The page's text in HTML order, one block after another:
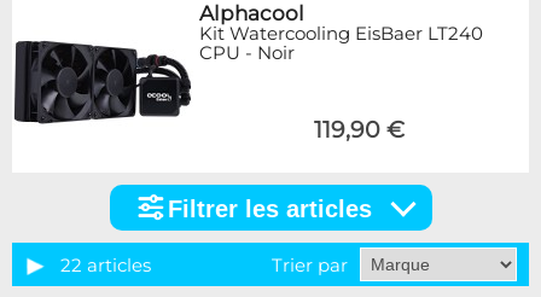
Alphacool
Kit Watercooling EisBaer LT240
CPU - Noir
119,90 €
articles
Filtrer les articles
22 articles Trier par